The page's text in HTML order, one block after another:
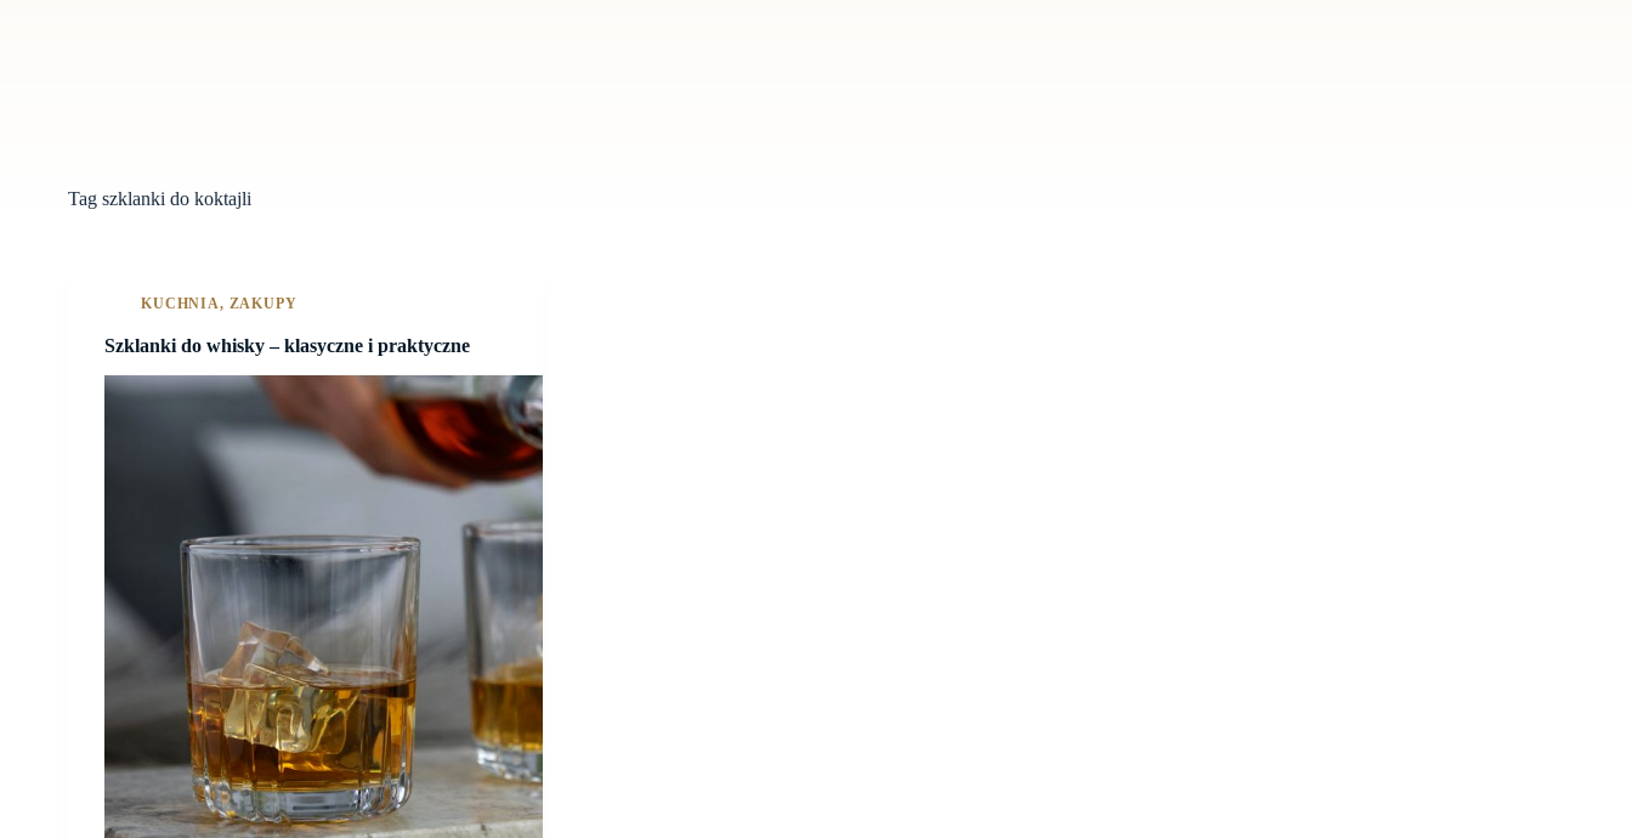
Tag szklanki do koktajli
KUCHNIA, ZAKUPY
Szklanki do whisky – klasyczne i praktyczne